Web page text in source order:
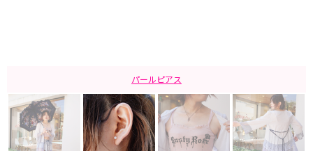
パールピアス